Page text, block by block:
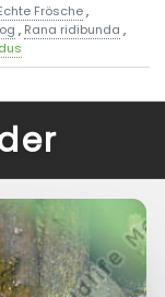
Frösche,
, Rana ridibunda ,